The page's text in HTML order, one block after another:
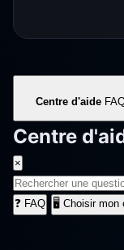
Centre d'aide
Centre
×
❓ FAQ 🖥️ Choisir mon